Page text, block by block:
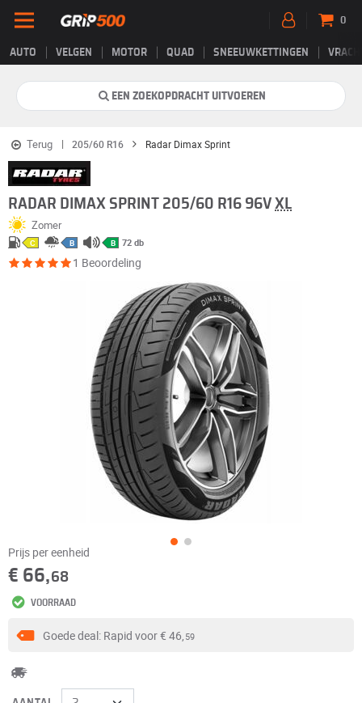
AUTO VELGEN MOTOR QUAD SNEEUWKETTINGEN
0
EEN ZOEKOPDRACHT UITVOEREN
Terug 205/60 R16 Radar Dimax Sprint
RADAR DIMAX SPRINT 205/60 R16 96V XL
Zomer
C B B 72 db
1 Beoordeling
Prijs per eenheid
€ 66,68
VOORRAAD
Goede deal: Rapid voor€ 46, 59